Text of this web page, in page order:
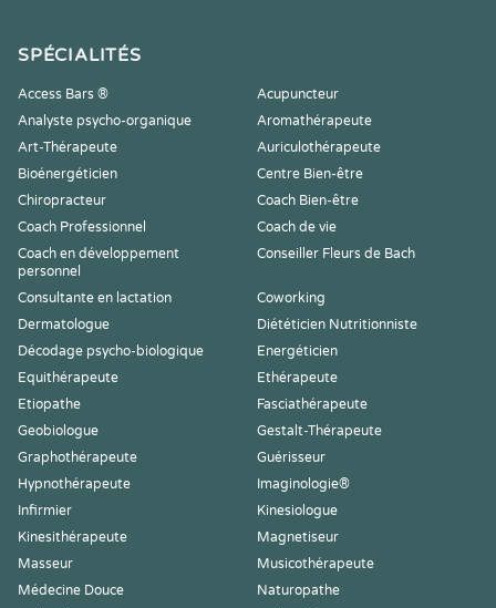
SPÉCIALITÉS
Access Bars ®
Acupuncteur
Analyste psycho-organique
Aromathérapeute
Art-Thérapeute
Auriculothérapeute
Bioénergéticien
Centre Bien-être
Chiropracteur
Coach Bien-être
Coach Professionnel
Coach de vie
Coach en développement
personnel
Conseiller Fleurs de Bach
Consultante en lactation
Coworking
Dermatologue
Diététicien Nutritionniste
Décodage psycho-biologique
Energéticien
Equithérapeute
Ethérapeute
Etiopathe
Fasciathérapeute
Geobiologue
Gestalt-Thérapeute
Graphothérapeute
Guérisseur
Hypnothérapeute
Imaginologie®
Infirmier
Kinesiologue
Kinesithérapeute
Magnetiseur
Masseur
Musicothérapeute
Médecine Douce
Naturopathe